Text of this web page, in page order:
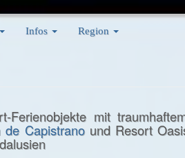
Infos Region
Ferienobjekte mit
Capistranound Resort